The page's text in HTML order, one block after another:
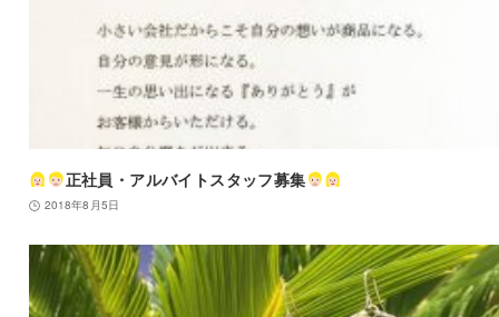
正社員・アルバイトスタッフ募集
2018年8月5日